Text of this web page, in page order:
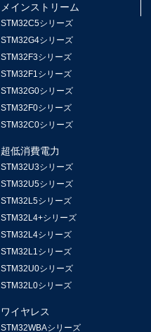
メインストリーム
STM32C5シリーズ
STM32G4シリーズ
STM32F3シリーズ
STM32F1シリーズ
STM32G0シリーズ
STM32F0シリーズ
STM32C0シリーズ
超低消費電力
STM32U3シリーズ
STM32U5シリーズ
STM32L5シリーズ
STM32L4+シリーズ
STM32L4シリーズ
STM32L1シリーズ
STM32U0シリーズ
STM32L0シリーズ
ワイヤレス
STM32WBAシリーズ